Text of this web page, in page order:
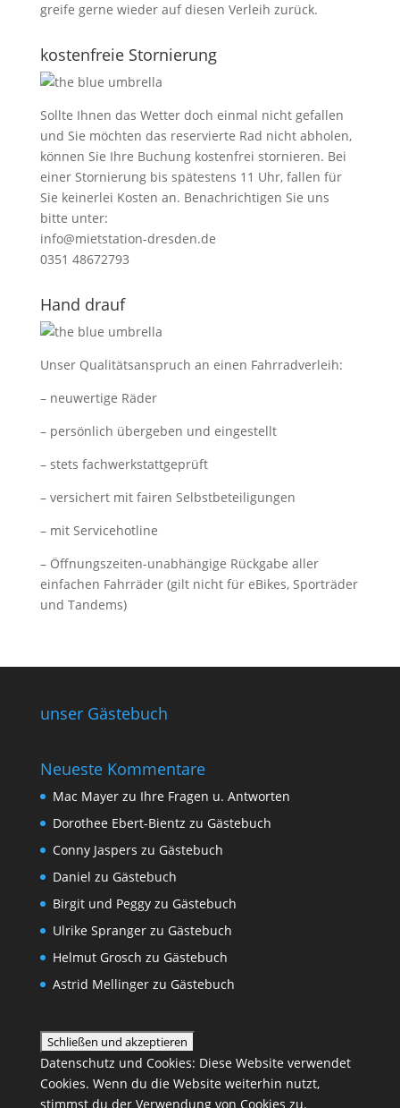
greife gerne wieder auf diesen Verleih zurück.
kostenfreie Stornierung
Sollte Ihnen das Wetter doch einmal nicht gefallen
und Sie möchten das reservierte Rad nicht abholen,
können Sie Ihre Buchung kostenfrei stornieren. Bei
einer Stornierung bis spätestens 11 Uhr, fallen für
Sie keinerlei Kosten an. Benachrichtigen Sie uns
bitte unter:
info@mietstation-dresden.de
0351 48672793
Hand drauf
Unser Qualitätsanspruch an einen Fahrradverleih:
– neuwertige Räder
– persönlich übergeben und eingestellt
– stets fachwerkstattgeprüft
– versichert mit fairen Selbstbeteiligungen
– mit Servicehotline
– Öffnungszeiten-unabhängige Rückgabe aller
einfachen Fahrräder (gilt nicht für eBikes, Sporträder
und Tandems)
unser Gästebuch
Neueste Kommentare
Mac Mayerzu Ihre Fragen u. Antworten
Dorothee Ebert-Bientz zu Gästebuch
Conny Jaspers zu Gästebuch
Daniel zu Gästebuch
Birgit und Peggyzu Gästebuch
Ulrike Sprangerzu Gästebuch
Helmut Grosch zu Gästebuch
Astrid Mellingerzu Gästebuch
Datenschutz und Cookies: Diese Website verwendet
Cookies. Wenn du die Website weiterhin nutzt,
stimmst du der Verwendung von Cookies zu.